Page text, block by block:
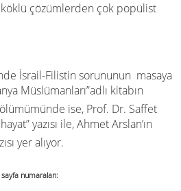
çözümlerden çok popülist
İsrail-Filistin sorununun masaya
Müslümanları”adlı kitabın
ise, Prof. Dr. Saffet
yazısı ile, Ahmet Arslan’ın
yer alıyor.
numaraları: